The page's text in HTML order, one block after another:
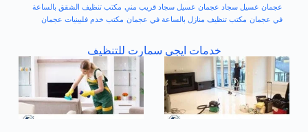
عجمان غسيل سجاد عجمان غسيل سجاد قريب مني مكتب تنظيف الشقق بالساعة
في عجمان مكتب تنظيف منازل بالساعة في عجمان مكتب خدم فلبينيات عجمان
خدمات ايجي سمارت للتنظيف